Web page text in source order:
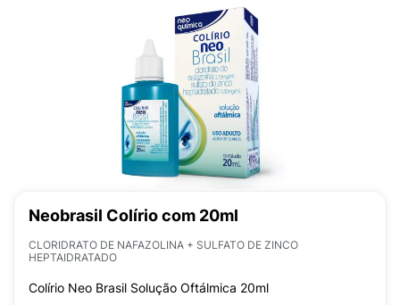
Neobrasil Colírio com 20ml
CLORIDRATO DE NAFAZOLINA + SULFATO DE ZINCO
HEPTAIDRATADO
Colírio Neo Brasil Solução Oftálmica 20ml